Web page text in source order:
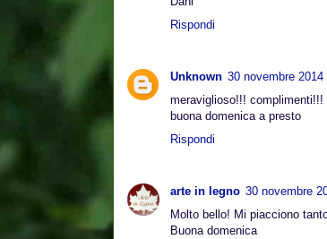
Rispondi
Unknown 30 novembre
meraviglioso!!! complimenti!!!
buona domenica a presto
Rispondi
arte in legno 30 novembre
Molto bello! Mi piacciono
Buona domenica